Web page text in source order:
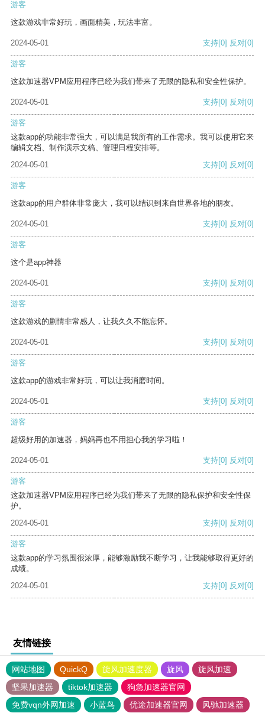
游客
这款游戏非常好玩，画面精美，玩法丰富。
2024-05-01 支持[0] 反对[0]
游客
这款加速器VPM应用程序已经为我们带来了无限的隐私和安全性保护。
2024-05-01 支持[0] 反对[0]
游客
这款app的功能非常强大，可以满足我所有的工作需求。我可以使用它来
编辑文档、制作演示文稿、管理日程安排等。
2024-05-01
支持[0] 反对[0]
游客
这款app的用户群体非常庞大，我可以结识到来自世界各地的朋友。
2024-05-01 支持[0] 反对[0]
游客
这个是app神器
2024-05-01 支持[0] 反对[0]
游客
这款游戏的剧情非常感人，让我久久不能忘怀。
2024-05-01 支持[0] 反对[0]
游客
这款app的游戏非常好玩，可以让我消磨时间。
2024-05-01 支持[0] 反对[0]
游客
超级好用的加速器，妈妈再也不用担心我的学习啦！
2024-05-01 支持[0] 反对[0]
游客
这款加速器VPM应用程序已经为我们带来了无限的隐私保护和安全性保
护。
2024-05-01
支持[0] 反对[0]
游客
这款app的学习氛围很浓厚，能够激励我不断学习，让我能够取得更好的
成绩。
2024-05-01
支持[0] 反对[0]
友情链接
网站地图 QuickQ 旋风加速度器 旋风
旋风加速
坚果加速器
tiktok加速器
狗急加速器官网
免费vqn外网加速
小蓝鸟 优途加速器官网 风驰加速器